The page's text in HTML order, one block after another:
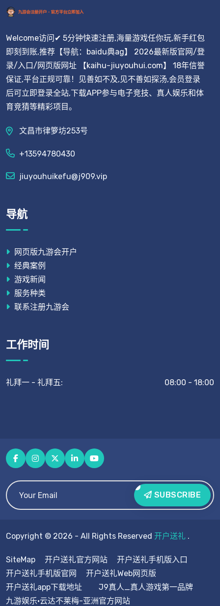
Welcome访问✔ 5分钟快速注册,海量游戏任你玩,新手红包
即刻到账,推荐【导航：baidu典ag】 2026最新版官网/登
录/入口/网页版网址 【kaihu-jiuyouhui.com】 18年信誉
保证,平台正规可靠！见善如不及,见不善如探汤,会员登录
后可立即登录全站,下载APP参与电子竞技、真人娱乐和体
育竞猜等精彩项目。
文昌市律箩坊253号
+13594780430
jiuyouhuikefu@j909.vip
导航
网页版九游会开户
经典案例
游戏新闻
服务种类
联系注册九游会
工作时间
礼拜一 - 礼拜五: 08:00 - 18:00
SUBSCRIBE
Copyright © 2026 - All Rights Reserved 开户送礼 .
SiteMap 开户送礼官方网站
开户送礼手机版入口
开户送礼手机版官网
开户送礼Web网页版
开户送礼app下载地址
J9真人_真人游戏第一品牌
九游娱乐·云达不莱梅-亚洲官方网站